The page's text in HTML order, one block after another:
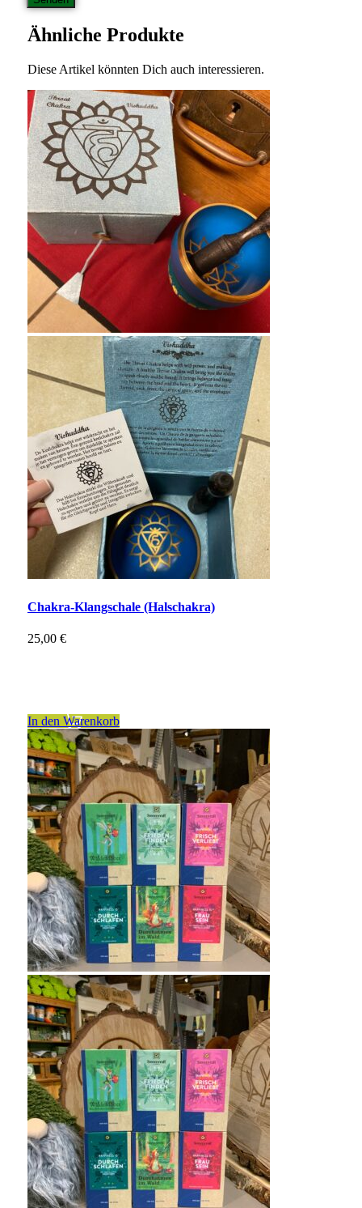
Ähnliche Produkte
Diese Artikel könnten Dich auch interessieren.
Chakra-Klangschale (Halschakra)
25,00 €
In den Warenkorb